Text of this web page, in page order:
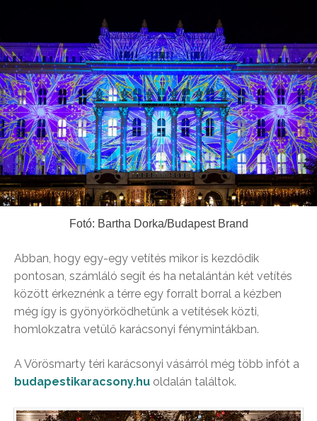
Fotó: Bartha Dorka/Budapest Brand
Abban, hogy egy-egy vetítés mikor is kezdődik
pontosan, számláló segít és ha netalántán két vetítés
között érkeznénk a térre egy forralt borral a kézben
még így is gyönyörködhetünk a vetítések közti,
homlokzatra vetülő karácsonyi fénymintákban.
A Vörösmarty téri karácsonyi vásárról még több infót a
budapestikaracsony.hu oldalán találtok.